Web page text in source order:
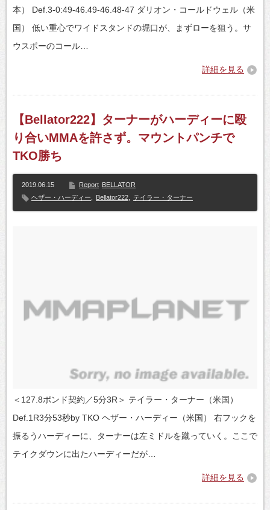
本） Def.3-0:49-46.49-46.48-47 ダリオン・コールドウェル（米
国） 低い重心でワイドスタンドの堀口が、まずローを狙う。サ
ウスポーのコール…
詳細を見る
【Bellator222】ターナーがハーディーに殴
り合いMMAを許さず。マウントパンチで
TKO勝ち
2019.06.15 Report BELLATOR
ヘザー・ハーディー
Bellator222 テイラー・ターナー
＜127.8ポンド契約／5分3R＞ テイラー・ターナー（米国）
Def.1R3分53秒by TKO ヘザー・ハーディー（米国） 右フックを
振るうハーディーに、ターナーは左ミドルを蹴っていく。ここで
テイクダウンに出たハーディーだが…
詳細を見る